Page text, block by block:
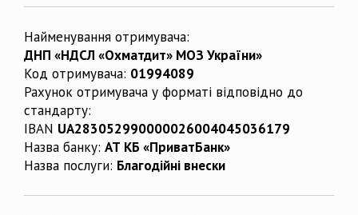
Найменування отримувача:
ДНП «НДСЛ «Охматдит» МОЗ України»
Код отримувача: 01994089
Рахунок отримувача у форматі відповідно до
стандарту:
IBAN UA283052990000026004045036179
Назва банку: АТ КБ «ПриватБанк»
Назва послуги: Благодійні внески